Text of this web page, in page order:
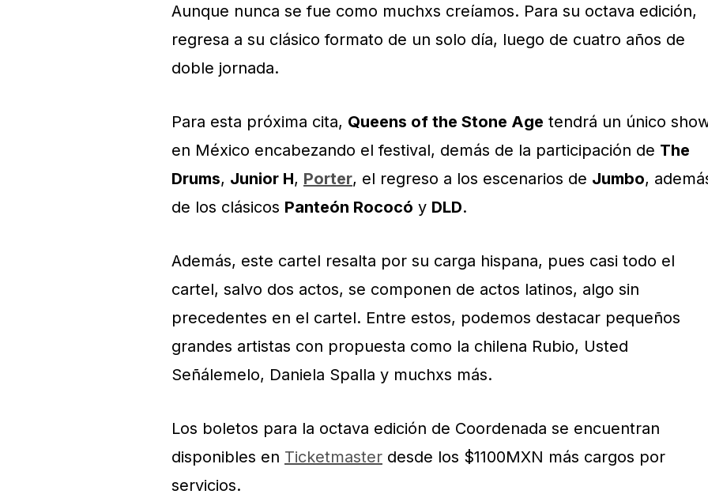
Aunque nunca se fue como muchxs creíamos. Para su octava edición,
regresa a su clásico formato de un solo día, luego de cuatro años de
doble jornada.
Para esta próxima cita, Queens of the Stone Age tendrá un único
en México encabezando el festival, demás de la participación de The
Drums, Junior H, Porter, el regreso a los escenarios de Jumbo,
de los clásicos Panteón Rococó y DLD.
Además, este cartel resalta por su carga hispana, pues casi todo el
cartel, salvo dos actos, se componen de actos latinos, algo sin
precedentes en el cartel. Entre estos, podemos destacar pequeños
grandes artistas con propuesta como la chilena Rubio, Usted
Señálemelo, Daniela Spalla y muchxs más.
Los boletos para la octava edición de Coordenada se encuentran
disponibles en Ticketmaster desde los $1100MXN más cargos por
servicios.